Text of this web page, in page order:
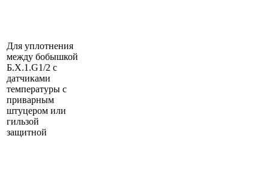
Для уплотнения
между бобышкой
Б.Х.1.G1/2 с
датчиками
температуры с
приварным
штуцером или
гильзой
защитной